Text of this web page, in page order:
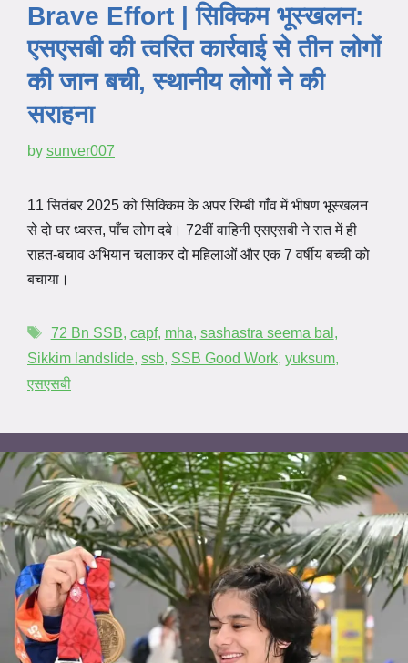
Brave Effort | सिक्किम भूस्खलन:
एसएसबी की त्वरित कार्रवाई से तीन लोगों
की जान बची, स्थानीय लोगों ने की
सराहना
by sunver007
11 सितंबर 2025 को सिक्किम के अपर रिम्बी गाँव में भीषण भूस्खलन
से दो घर ध्वस्त, पाँच लोग दबे। 72वीं वाहिनी एसएसबी ने रात में ही
राहत-बचाव अभियान चलाकर दो महिलाओं और एक 7 वर्षीय बच्ची को
बचाया।
72 Bn SSB, capf, mha, sashastra seema bal ,
Sikkim landslide, ssb, SSB Good Work, yuksum,
एसएसबी